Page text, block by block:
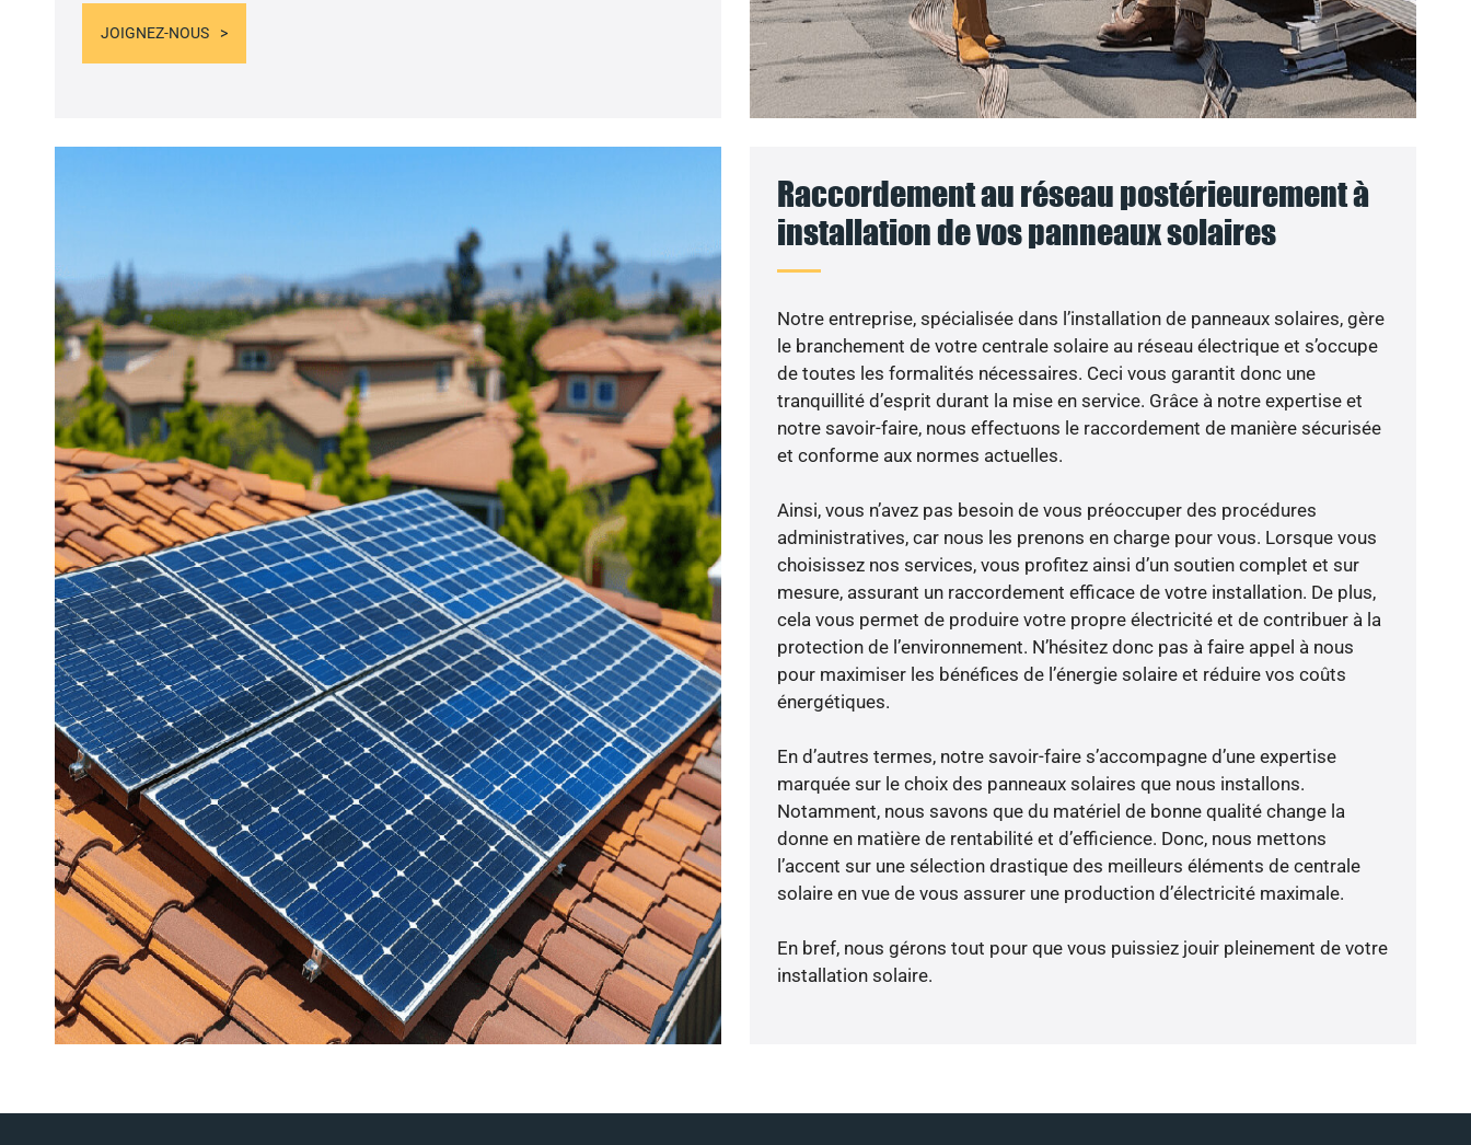
JOIGNEZ-NOUS
Raccordement au réseau postérieurement à
installation de vos panneaux solaires
Notre entreprise, spécialisée dans l’installation de panneaux solaires, gère
le branchement de votre centrale solaire au réseau électrique et s’occupe
de toutes les formalités nécessaires. Ceci vous garantit donc une
tranquillité d’esprit durant la mise en service. Grâce à notre expertise et
notre savoir-faire, nous effectuons le raccordement de manière sécurisée
et conforme aux normes actuelles.
Ainsi, vous n’avez pas besoin de vous préoccuper des procédures
administratives, car nous les prenons en charge pour vous. Lorsque vous
choisissez nos services, vous profitez ainsi d’un soutien complet et sur
mesure, assurant un raccordement efficace de votre installation. De plus,
cela vous permet de produire votre propre électricité et de contribuer à la
protection de l’environnement. N’hésitez donc pas à faire appel à nous
pour maximiser les bénéfices de l’énergie solaire et réduire vos coûts
énergétiques.
En d’autres termes, notre savoir-faire s’accompagne d’une expertise
marquée sur le choix des panneaux solaires que nous installons.
Notamment, nous savons que du matériel de bonne qualité change la
donne en matière de rentabilité et d’efficience. Donc, nous mettons
l’accent sur une sélection drastique des meilleurs éléments de centrale
solaire en vue de vous assurer une production d’électricité maximale.
En bref, nous gérons tout pour que vous puissiez jouir pleinement de votre
installation solaire.